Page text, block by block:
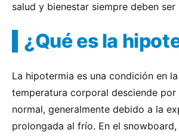
salud y bienestar siempre deben
¿Qué es la
La hipotermia es una condición en
temperatura corporal desciende
normal, generalmente debido a la
prolongada al frío. En el